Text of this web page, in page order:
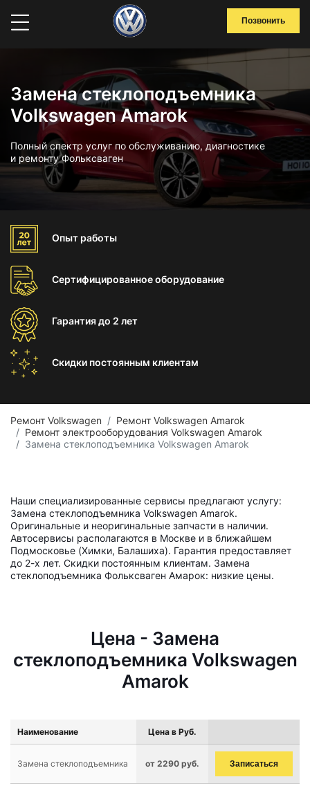
Позвонить
Замена стеклоподъемника
Volkswagen Amarok
Полный спектр услуг по обслуживанию, диагностике
и ремонту Фольксваген
Опыт работы
Сертифицированноеоборудование
Гарантиядо 2 лет
Скидки постоянным клиентам
Ремонт Volkswagen
Ремонт Volkswagen Amarok
Ремонт электрооборудования Volkswagen Amarok
Замена стеклоподъемника Volkswagen Amarok
Наши специализированные сервисы предлагают услугу:
Замена стеклоподъемника Volkswagen Amarok.
Оригинальные и неоригинальные запчасти в наличии.
Автосервисы располагаются в Москве и в ближайшем
Подмосковье (Химки, Балашиха). Гарантия предоставляет
до 2-х лет. Скидки постоянным клиентам. Замена
стеклоподъемника Фольксваген Амарок: низкие цены.
Цена - Замена
стеклоподъемника Volkswagen
Amarok
Наименование Цена в Руб.
Замена стеклоподъемника от 2290 руб. Записаться